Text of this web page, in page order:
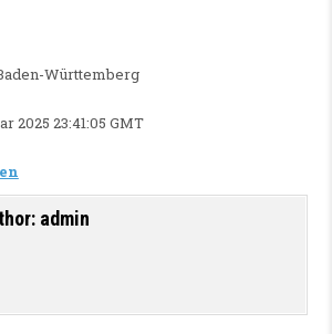
Württemberg
2025 23:41:05 GMT
admin